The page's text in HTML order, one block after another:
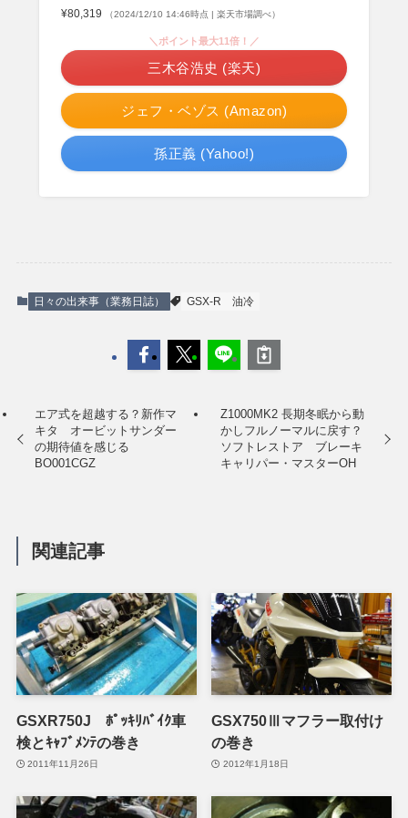
¥80,319
（2024/12/10 14:46時点 | 楽天市場調べ）
ジェフ・ベゾス (Amazon)
＼ポイント最大11倍！／
三木谷浩史 (楽天)
孫正義 (Yahoo!)
日々の出来事（業務日誌） GSX-R 油冷
エア式を超越する？新作マ
キタ オービットサンダー
の期待値を感じる
BO001CGZ
Z1000MK2 長期冬眠から動
かしフルノーマルに戻す？
ソフトレストア ブレーキ
キャリパー・マスターOH
関連記事
GSXR750J ﾎﾟｯｷﾘﾊﾞｲｸ車
検とｷｬﾌﾞﾒﾝﾃの巻き
2011年11月26日
GSX750Ⅲマフラー取付け
の巻き
2012年1月18日